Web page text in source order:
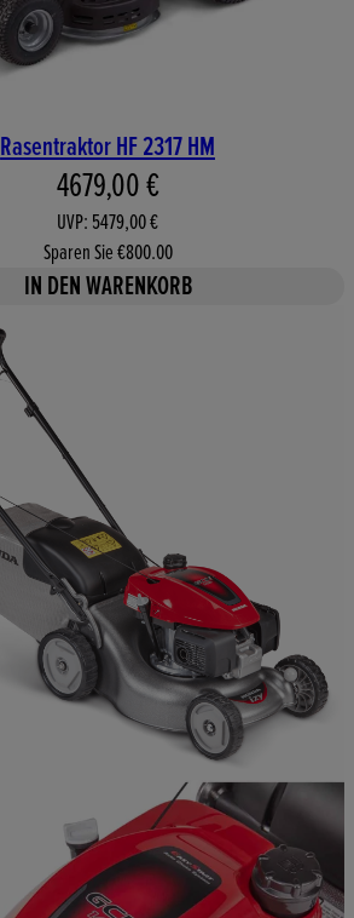
Rasentraktor HF 2317 HM
Aktueller Preis: 4679,00 €.
4679,00 €
UVP: 5479,00 €
Sparen Sie €800.00
IN DEN WARENKORB